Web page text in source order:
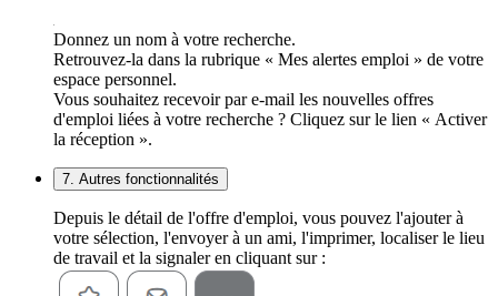
Donnez un nom à votre recherche.
Retrouvez-la dans la rubrique « Mes alertes emploi » de votre
espace personnel.
Vous souhaitez recevoir par e-mail les nouvelles offres
d'emploi liées à votre recherche ? Cliquez sur le lien « Activer
la réception ».
7. Autres fonctionnalités
Depuis le détail de l'offre d'emploi, vous pouvez l'ajouter à
votre sélection, l'envoyer à un ami, l'imprimer, localiser le lieu
de travail et la signaler en cliquant sur :